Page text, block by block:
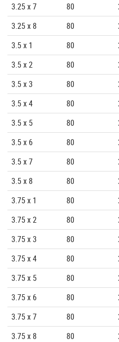
3.25 x 7
80
3.25 x 8
80
3.5 x 1
80
3.5 x 2
80
3.5 x 3
80
3.5 x 4
80
3.5 x 5
80
3.5 x 6
80
3.5 x 7
80
3.5 x 8
80
3.75 x 1
80
3.75 x 2
80
3.75 x 3
80
3.75 x 4
80
3.75 x 5
80
3.75 x 6
80
3.75 x 7
80
3.75 x 8
80